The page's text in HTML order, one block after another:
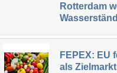
Rotterdam
FEPEX: EU
als